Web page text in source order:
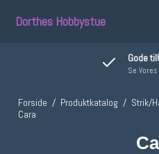
Dorthes Hobbystue
Gode
Se
Forside / Produktkatalog / Strik/
Cara